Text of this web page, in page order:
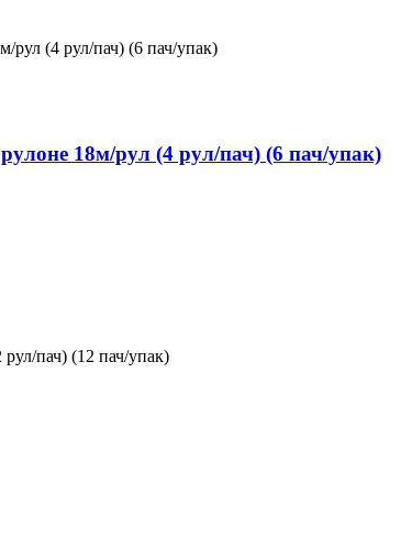
18м/рул (4 рул/пач) (6 пач/упак)